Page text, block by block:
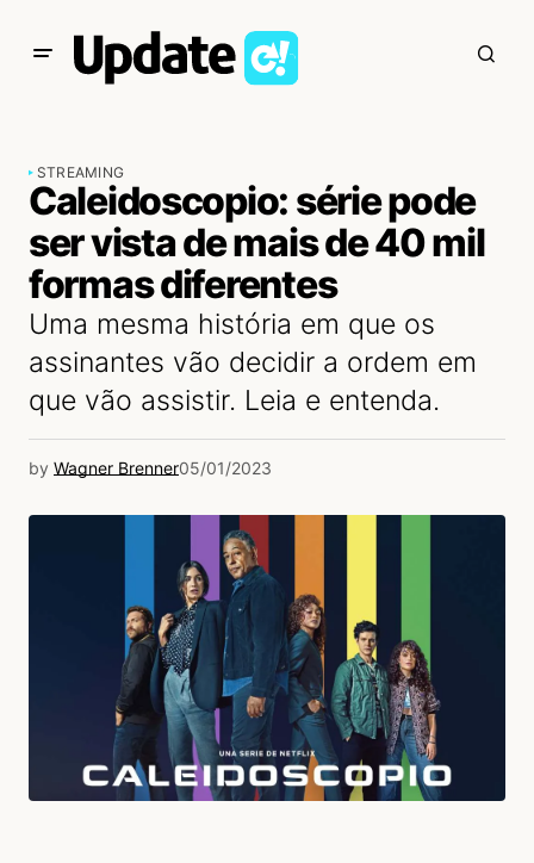
STREAMING
Caleidoscopio: série pode
ser vista de mais de 40 mil
formas diferentes
Uma mesma história em que os
assinantes vão decidir a ordem em
que vão assistir. Leia e entenda.
by Wagner Brenner05/01/2023